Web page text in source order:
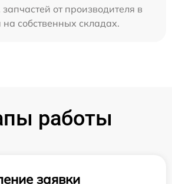
от производителя в
собственных складах.
работы
заявки